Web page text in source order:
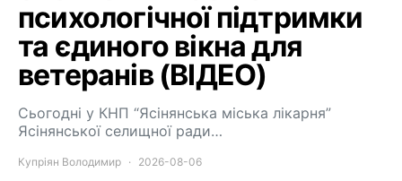
психологічної підтримки
та єдиного вікна для
ветеранів (ВІДЕО)
Сьогодні у КНП “Ясінянська міська лікарня”
Ясінянської селищної ради…
Купріян Володимир 2026-08-06